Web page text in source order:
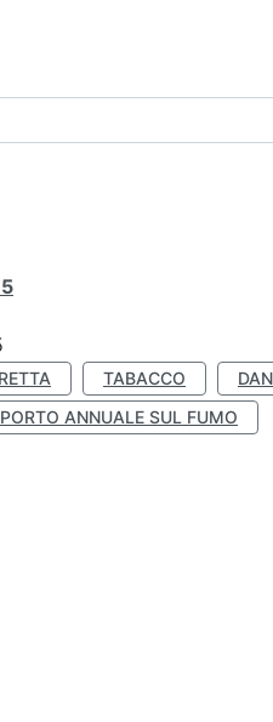
TABACCO
ANNUALE SUL FUMO